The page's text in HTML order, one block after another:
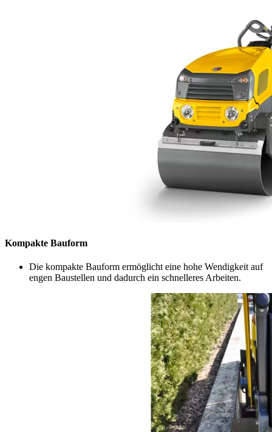
Kompakte Bauform
Die kompakte Bauform ermöglicht eine hohe Wendigkeit auf
engen Baustellen und dadurch ein schnelleres Arbeiten.